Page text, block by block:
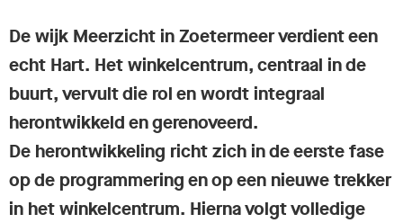
De wijk Meerzicht in Zoetermeer verdient een
echt Hart. Het winkelcentrum, centraal in de
buurt, vervult die rol en wordt integraal
herontwikkeld en gerenoveerd.
De herontwikkeling richt zich in de eerste fase
op de programmering en op een nieuwe trekker
in het winkelcentrum. Hierna volgt volledige